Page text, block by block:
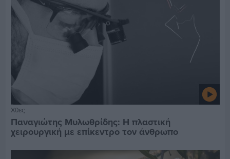
Χθες
Παναγιώτης Μυλωθρίδης: Η πλαστική
χειρουργική με επίκεντρο τον άνθρωπο